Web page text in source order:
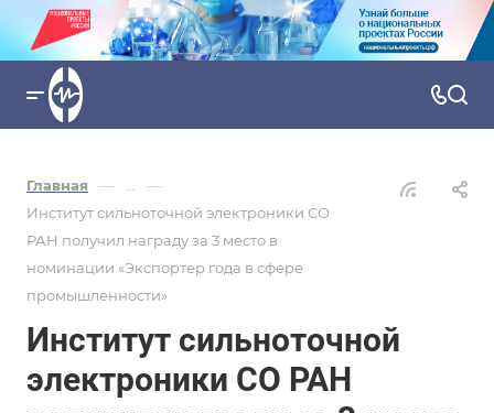
Главная — ... —
Институт сильноточной электроники СО
РАН получил награду за 3 место в
номинации «Экспортер года в сфере
промышленности»
Институт сильноточной
электроники СО РАН